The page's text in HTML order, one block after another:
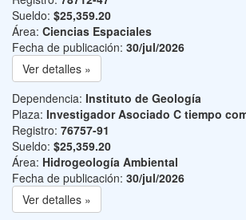
Sueldo: $25,359.20
Área: Ciencias Espaciales
Fecha de publicación: 30/jul/2026
Ver detalles »
Dependencia: Instituto de Geología
Plaza: Investigador Asociado C tiempo
Registro: 76757-91
Sueldo: $25,359.20
Área: Hidrogeología Ambiental
Fecha de publicación: 30/jul/2026
Ver detalles »